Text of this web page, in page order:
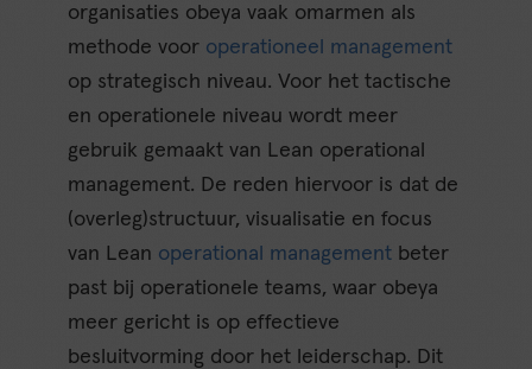
organisaties obeya vaak omarmen als
methode voor operationeel management
op strategisch niveau. Voor het tactische
en operationele niveau wordt meer
gebruik gemaakt van Lean operational
management. De reden hiervoor is dat de
(overleg)structuur, visualisatie en focus
van Lean operational management beter
past bij operationele teams, waar obeya
meer gericht is op effectieve
besluitvorming door het leiderschap. Dit